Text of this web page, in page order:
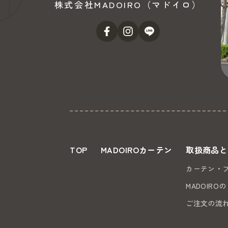
株式会社MADOIRO（マドイロ）
TOP MADOIROカーテン 取扱商品
カーテン・
MADOIRO
ご注文の流